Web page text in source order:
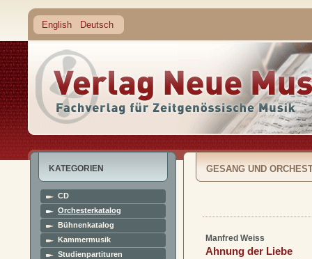
English Deutsch
KATEGORIEN
CD
Orchesterkatalog
Bühnenkatalog
Kammermusik
Studienpartituren
GESANG UND
Manfred Weiss
Ahnung der Liebe